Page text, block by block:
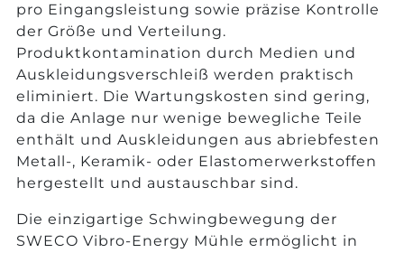
pro Eingangsleistung sowie präzise Kontrolle
der Größe und Verteilung.
Produktkontamination durch Medien und
Auskleidungsverschleiß werden praktisch
eliminiert. Die Wartungskosten sind gering,
da die Anlage nur wenige bewegliche Teile
enthält und Auskleidungen aus abriebfesten
Metall-, Keramik- oder Elastomerwerkstoffen
hergestellt und austauschbar sind.
Die einzigartige Schwingbewegung der
SWECO Vibro-Energy Mühle ermöglicht in